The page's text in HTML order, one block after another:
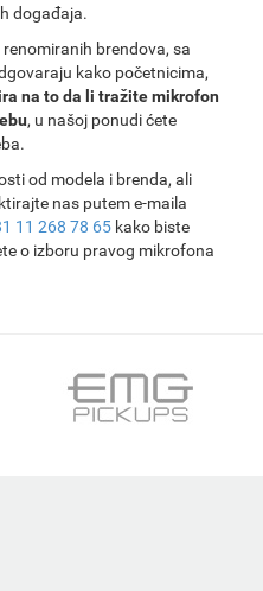
događaja.
brendova, sa
kako početnicima,
na to da li tražite mikrofon
, u našoj ponudi ćete
od modela i brenda, ali
nas putem e-maila
11 268 78 65 kako biste
o izboru pravog mikrofona